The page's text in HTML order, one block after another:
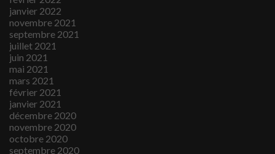
janvier 2022
novembre 2021
septembre 2021
juillet 2021
juin 2021
mai 2021
mars 2021
février 2021
janvier 2021
décembre 2020
novembre 2020
octobre 2020
septembre 2020